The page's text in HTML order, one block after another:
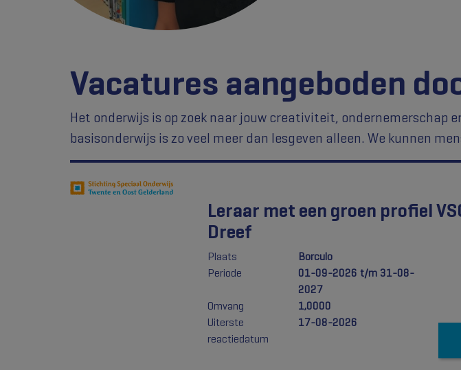
Vacatures aangeboden
Het onderwijs is op zoek naar jouw creativiteit, ondernemerschap
basisonderwijs is zo veel meer dan lesgeven alleen. We kunnen
Leraar met een groen profiel
Dreef
Plaats
Borculo
Periode
01-09-2026 t/m 31-08-
2027
Omvang
1,0000
Uiterste
reactiedatum
17-08-2026